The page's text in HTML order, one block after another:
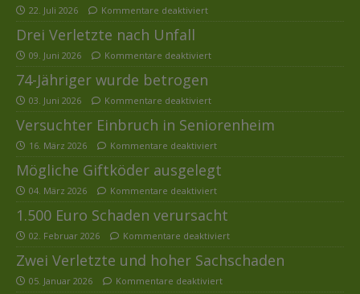
22. Juli 2026 Kommentare deaktiviert
Drei Verletzte nach Unfall
09. Juni 2026 Kommentare deaktiviert
74-Jähriger wurde betrogen
03. Juni 2026 Kommentare deaktiviert
Versuchter Einbruch in Seniorenheim
16. März 2026 Kommentare deaktiviert
Mögliche Giftköder ausgelegt
04. März 2026 Kommentare deaktiviert
1.500 Euro Schaden verursacht
02. Februar 2026 Kommentare deaktiviert
Zwei Verletzte und hoher Sachschaden
05. Januar 2026 Kommentare deaktiviert